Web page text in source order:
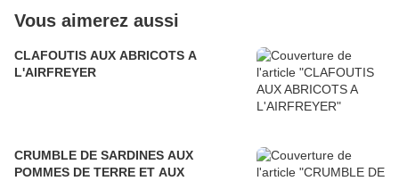
Vous aimerez aussi
CLAFOUTIS AUX ABRICOTS A
L'AIRFREYER
CRUMBLE DE SARDINES AUX
POMMES DE TERRE ET AUX